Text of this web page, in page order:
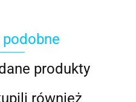
TOY
produkty
również